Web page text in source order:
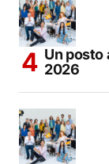
Un posto
2026